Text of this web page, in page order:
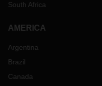
South Africa
AMERICA
Argentina
Brazil
Canada